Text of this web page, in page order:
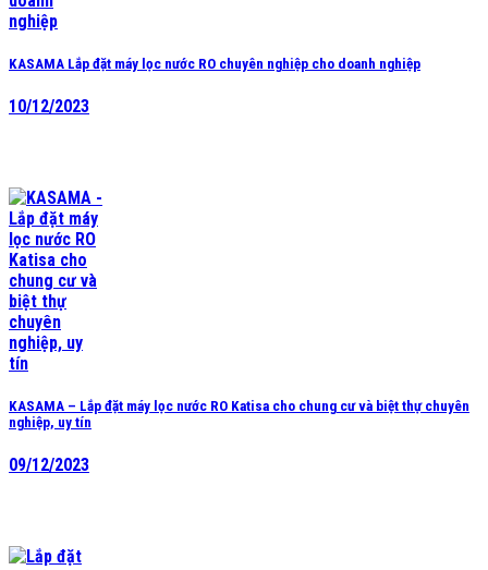
KASAMA Lắp đặt máy lọc nước RO chuyên nghiệp cho doanh nghiệp
10/12/2023
KASAMA – Lắp đặt máy lọc nước RO Katisa cho chung cư và biệt thự chuyên
nghiệp, uy tín
09/12/2023